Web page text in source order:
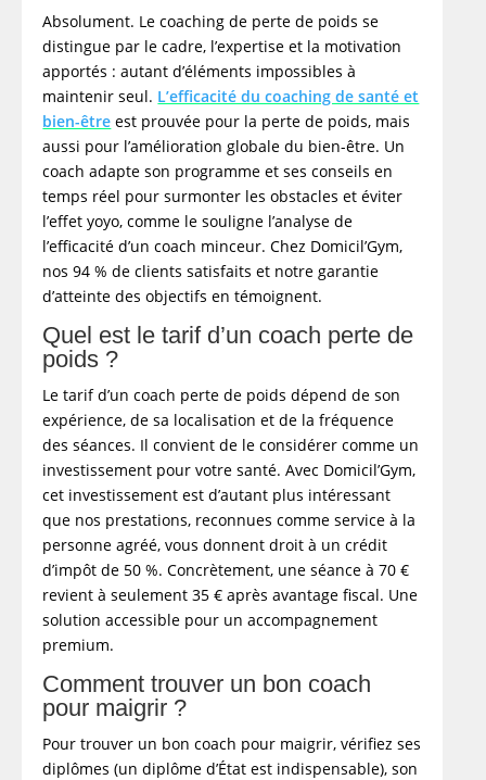
Absolument. Le coaching de perte de poids se
distingue par le cadre, l’expertise et la motivation
apportés : autant d’éléments impossibles à
maintenir seul. L’efficacité du coaching de santé et
bien-être est prouvée pour la perte de poids, mais
aussi pour l’amélioration globale du bien-être. Un
coach adapte son programme et ses conseils en
temps réel pour surmonter les obstacles et éviter
l’effet yoyo, comme le souligne l’analyse de
l’efficacité d’un coach minceur. Chez Domicil’Gym,
nos 94 % de clients satisfaits et notre garantie
d’atteinte des objectifs en témoignent.
Quel est le tarif d’un coach perte de
poids ?
Le tarif d’un coach perte de poids dépend de son
expérience, de sa localisation et de la fréquence
des séances. Il convient de le considérer comme un
investissement pour votre santé. Avec Domicil’Gym,
cet investissement est d’autant plus intéressant
que nos prestations, reconnues comme service à la
personne agréé, vous donnent droit à un crédit
d’impôt de 50 %. Concrètement, une séance à 70 €
revient à seulement 35 € après avantage fiscal. Une
solution accessible pour un accompagnement
premium.
Comment trouver un bon coach
pour maigrir ?
Pour trouver un bon coach pour maigrir, vérifiez ses
diplômes (un diplôme d’État est indispensable), son